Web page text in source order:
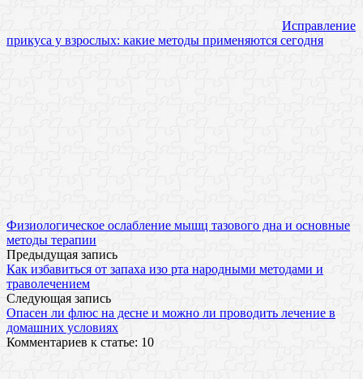
Исправление
прикуса у взрослых: какие методы применяются сегодня
Физиологическое ослабление мышц тазового дна и основные
методы терапии
Предыдущая запись
Как избавиться от запаха изо рта народными методами и
траволечением
Следующая запись
Опасен ли флюс на десне и можно ли проводить лечение в
домашних условиях
Комментариев к статье: 10